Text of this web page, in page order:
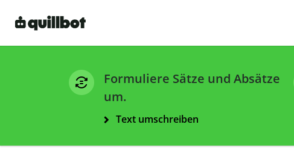
Formuliere Sätze und Absätze
um.
Text umschreiben